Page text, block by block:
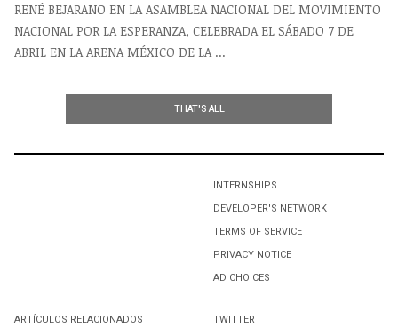
RENÉ BEJARANO EN LA ASAMBLEA NACIONAL DEL MOVIMIENTO
NACIONAL POR LA ESPERANZA, CELEBRADA EL SÁBADO 7 DE
ABRIL EN LA ARENA MÉXICO DE LA ...
THAT'S ALL
INTERNSHIPS
DEVELOPER'S NETWORK
TERMS OF SERVICE
PRIVACY NOTICE
AD CHOICES
ARTÍCULOS RELACIONADOS
TWITTER